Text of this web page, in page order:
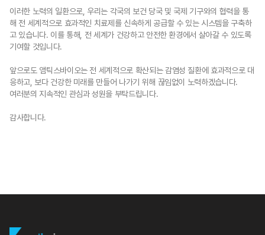
이러한 노력의 일환으로, 우리는 각국의 보건 당국 및 국제 기구와의 협력을 통
해 전 세계적으로 효과적인 치료제를 신속하게 공급할 수 있는 시스템을 구축하
고 있습니다. 이를 통해, 전 세계가 건강하고 안전한 환경에서 살아갈 수 있도록
기여할 것입니다.
앞으로도 앰틱스바이오는 전 세계적으로 확산되는 감염성 질환에 효과적으로 대
응하고, 보다 건강한 미래를 만들어 나가기 위해 끊임없이 노력하겠습니다.
여러분의 지속적인 관심과 성원을 부탁드립니다.
감사합니다.